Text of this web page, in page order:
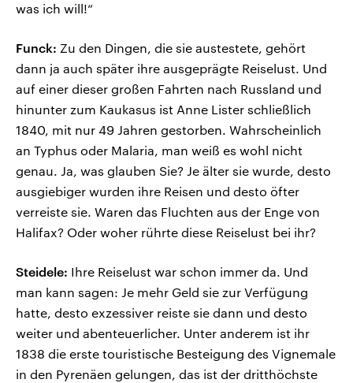
was ich will!“
Funck: Zu den Dingen, die sie austestete, gehört
dann ja auch später ihre ausgeprägte Reiselust. Und
auf einer dieser großen Fahrten nach Russland und
hinunter zum Kaukasus ist Anne Lister schließlich
1840, mit nur 49 Jahren gestorben. Wahrscheinlich
an Typhus oder Malaria, man weiß es wohl nicht
genau. Ja, was glauben Sie? Je älter sie wurde, desto
ausgiebiger wurden ihre Reisen und desto öfter
verreiste sie. Waren das Fluchten aus der Enge von
Halifax? Oder woher rührte diese Reiselust bei ihr?
Steidele: Ihre Reiselust war schon immer da. Und
man kann sagen: Je mehr Geld sie zur Verfügung
hatte, desto exzessiver reiste sie dann und desto
weiter und abenteuerlicher. Unter anderem ist ihr
1838 die erste touristische Besteigung des Vignemale
in den Pyrenäen gelungen, das ist der dritthöchste